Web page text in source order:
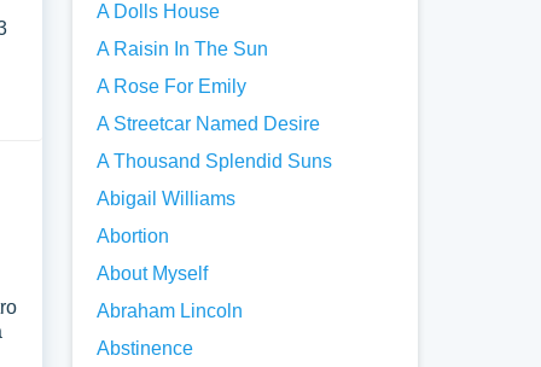
A Dolls House
A Raisin In The Sun
A Rose For Emily
A Streetcar Named Desire
A Thousand Splendid Suns
Abigail Williams
Abortion
About Myself
Abraham Lincoln
Abstinence